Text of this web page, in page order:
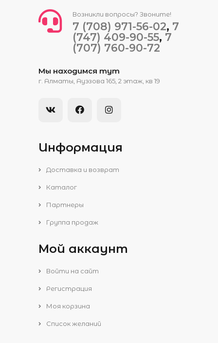
Возникли вопросы? Звоните!
7 (708) 971-56-02, 7
(747) 409-90-55, 7
(707) 760-90-72
Мы находимся тут
​​г. Алматы, Ауэзова 165​, 2 этаж, кв 19
Информация
Доставка и возврат
Каталог
Партнеры
Группа продаж
Мой аккаунт
Войти на сайт
Регистрация
Моя корзина
Список желаний